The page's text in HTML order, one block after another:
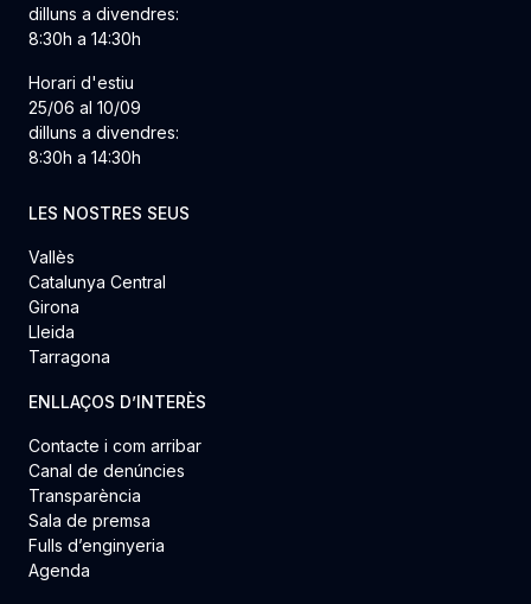
dilluns a divendres:
8:30h a 14:30h
Horari d'estiu
25/06 al 10/09
dilluns a divendres:
8:30h a 14:30h
LES NOSTRES SEUS
Vallès
Catalunya Central
Girona
Lleida
Tarragona
ENLLAÇOS D’INTERÈS
Contacte i com arribar
Canal de denúncies
Transparència
Sala de premsa
Fulls d’enginyeria
Agenda